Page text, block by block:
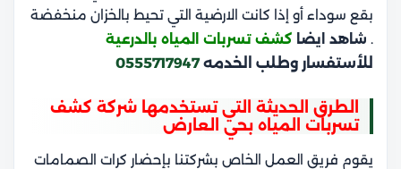
بقع سوداء أو إذا كانت الارضية التي تحيط بالخزان منخفضة
. شاهد ايضا كشف تسربات المياه بالدرعية
للأستفسار وطلب الخدمه0555717947
الطرق الحديثة التي تستخدمها شركة كشف
تسربات المياه بحي العارض
يقوم فريق العمل الخاص بشركتنا بإحضار كرات الصمامات